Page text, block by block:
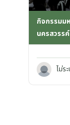
กิจกรรมม
นครสวรรค์
ไม่ร